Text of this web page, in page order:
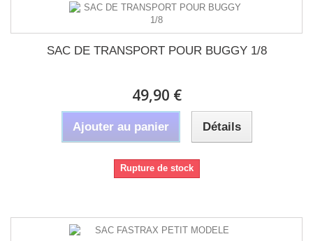
SAC DE TRANSPORT POUR BUGGY 1/8
49,90 €
Ajouter au panier Détails
Rupture de stock